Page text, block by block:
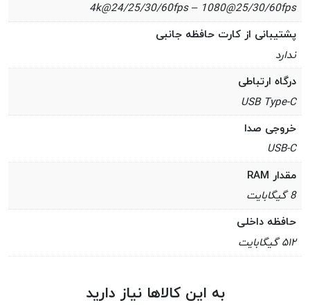
4k@24/25/30/60fps – 1080@25/30/60fps
پشتیبانی از کارت حافظه جانبی
ندارد
درگاه ارتباطی
USB Type-C
خروجی صدا
USB-C
مقدار RAM
8 گیگابایت
حافظه داخلی
۵۱۲ گیگابایت
به این کالاها نیاز دارید